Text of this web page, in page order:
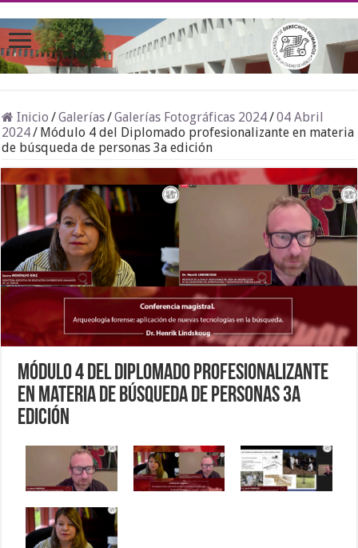
Inicio /Galerías/Galerías Fotográficas 2024/04 Abril
2024/ Módulo 4 del Diplomado profesionalizante en materia
de búsqueda de personas 3a edición
Módulo 4 del Diplomado profesionalizante
en materia de búsqueda de personas 3a
edición